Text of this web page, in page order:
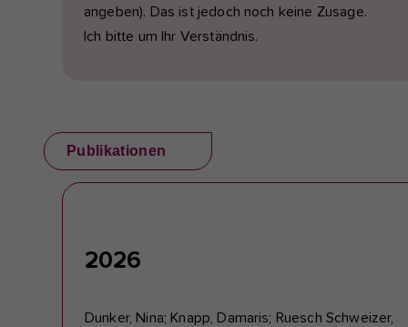
angeben). Das ist jedoch noch keine Zusage.
Ich bitte um Ihr Verständnis.
Publikationen
2026
Dunker, Nina; Knapp, Damaris; Ruesch Schweizer,